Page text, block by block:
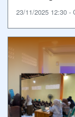
23/11/2025 12:30 -